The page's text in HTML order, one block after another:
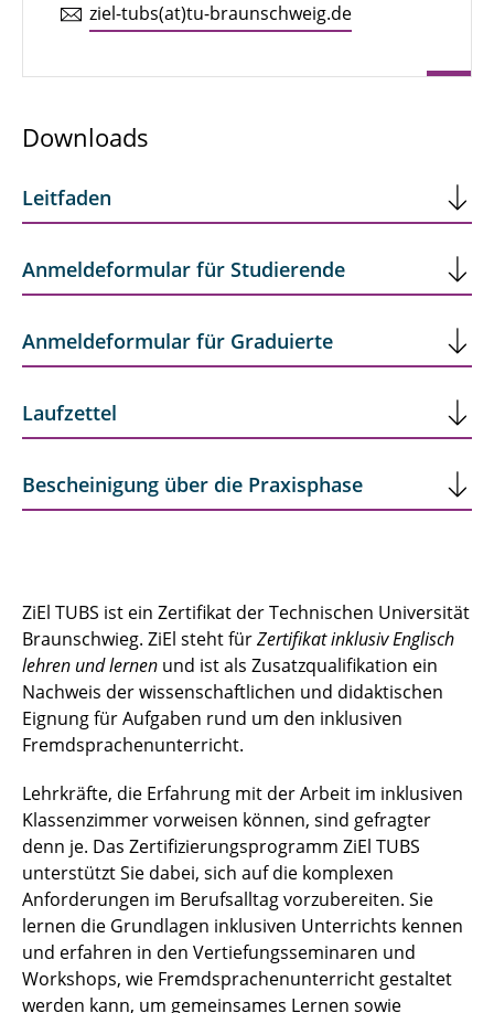
ziel-tubs(at)tu-braun­schweig.de
Downloads
Leitfaden
Anmeldeformular für Studierende
Anmeldeformular für Graduierte
Laufzettel
Bescheinigung über die Praxisphase
ZiEl TUBS ist ein Zertifikat der Technischen Universität
Braunschwieg. ZiEl steht fürZertifikat inklusiv Englisch
lehren und lernen und ist als Zusatzqualifikation ein
Nachweis der wissenschaftlichen und didaktischen
Eignung für Aufgaben rund um den inklusiven
Fremdsprachenunterricht.
Lehrkräfte, die Erfahrung mit der Arbeit im inklusiven
Klassenzimmer vorweisen können, sind gefragter
denn je. Das Zertifizierungsprogramm ZiEl TUBS
unterstützt Sie dabei, sich auf die komplexen
Anforderungen im Berufsalltag vorzubereiten. Sie
lernen die Grundlagen inklusiven Unterrichts kennen
und erfahren in den Vertiefungsseminaren und
Workshops, wie Fremdsprachenunterricht gestaltet
werden kann, um gemeinsames Lernen sowie